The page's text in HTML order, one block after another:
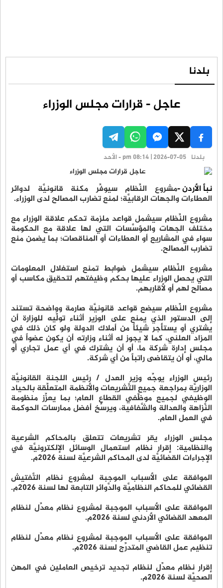
بلدنا
عاجل - قرارات مجلس الوزراء
بلدنا pm 08:14 | 2026-07-05 - الأحد
نبأ الأردن -مشروع النِّظام سيوفِّر مكنة قانونيَّة لدوائر
العطاءات والجهات الرقابيَّة؛ لمنع تضارب المصالح لدى الوزراء.
مشروع النِّظام سيشمل قواعد ملزمة تحكم علاقة الوزراء مع
مختلف الجهات والمؤسَّسات التي لها علاقة مع الحكومة
سواء في المشاريع أو العطاءات أو المناقصات؛ بما يضمن منع
تضارب المصالح.
مشروع النِّظام سيشمل ضوابط تمنع استغلال المعلومات
التي يحصل الوزراء عليها بحكم وظيفتهم لتحقيق مكاسب أو
مصالح لهم أو لأقاربهم.
مشروع النِّظام سيضع قواعد قانونيَّة صارمة وواضحة تستند
إلى الدستور الذي يمنع على الوزير أثناء تولِّيه للوزارة أن
يشتري أو يستأجر شيئاً من أملاك الدولة ولو كان ذلك في
المزاد العلني، كما لا يجوز له أثناء وزارته أن يكون عضواً في
مجلس إدارة شركة ما، أو أن يشترك في أي عمل تجاري أو
مالي، أو أن يتقاضى راتباً من أي شركة.
رئيس الوزراء يوجِّه وزير العدل / رئيس اللجنة القانونيَّة
الوزاريَّة بمراجعة جميع التَّشريعات والأنظمة المتعلِّقة بالحياد
الوظيفي لجميع موظَّفي القطاع العام؛ بما يعزِّز منظومة
النَّزاهة والعدالة والشَّفافية، ويرسِّخ أفضل ممارسات الحوكمة
في العمل العام.
مجلس الوزراء يقر تشريعات تتعلق بالمحاكم الشرعية
والنظامية: إقرار نظام استعمال الوسائل الإلكترونيَّة في
الإجراءات القضائيَّة لدى المحاكم الشرعيَّة لسنة 2026م.
الموافقة على الأسباب الموجبة لمشروع نظام التَّفتيش
القضائي للمحاكم النظاميَّة والدَّوائر التابعة لها لسنة 2026م.
الموافقة على الأسباب الموجبة لمشروع نظام معدِّل لنظام
المعهد القضائي الأردني لسنة 2026م.
الموافقة على الأسباب الموجبة لمشروع نظام معدِّل لنظام
تنظيم عمل القاضي المتدرِّج لسنة 2026م.
إقرار نظام معدِّل لنظام تجديد ترخيص العاملين في المهن
الصحيَّة لسنة 2026م.